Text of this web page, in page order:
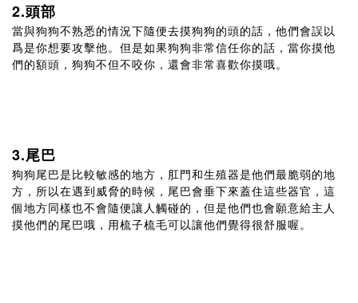
2.頭部
當與狗狗不熟悉的情況下隨便去摸狗狗的頭的話，他們會誤以
爲是你想要攻擊他。但是如果狗狗非常信任你的話，當你摸他
們的額頭，狗狗不但不咬你，還會非常喜歡你摸哦。
3.尾巴
狗狗尾巴是比較敏感的地方，肛門和生殖器是他們最脆弱的地
方，所以在遇到威脅的時候，尾巴會垂下來蓋住這些器官，這
個地方同樣也不會隨便讓人觸碰的，但是他們也會願意給主人
摸他們的尾巴哦，用梳子梳毛可以讓他們覺得很舒服喔。